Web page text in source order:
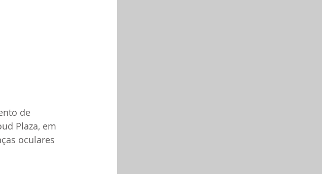
de
Plaza, em
oculares